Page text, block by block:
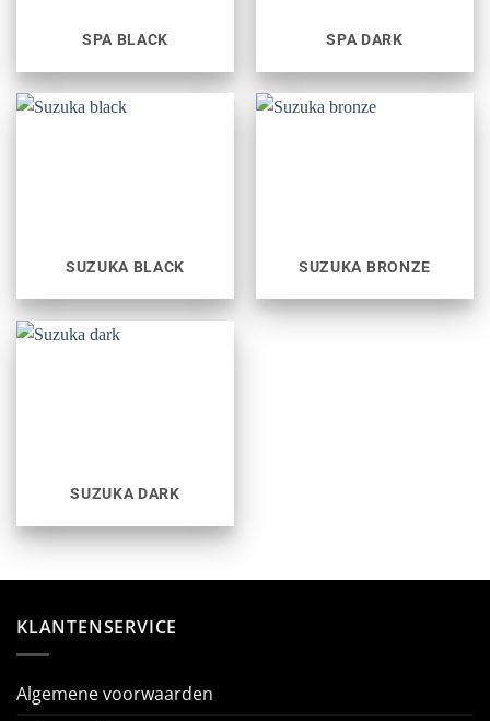
SPA BLACK SPA DARK
SUZUKA BLACK SUZUKA BRONZE
SUZUKA DARK
KLANTENSERVICE
Algemene voorwaarden